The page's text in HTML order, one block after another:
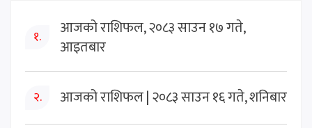
१.
आजको राशिफल, २०८३ साउन १७ गते,
आइतबार
२. आजको राशिफल | २०८३ साउन १६ गते, शनिबार